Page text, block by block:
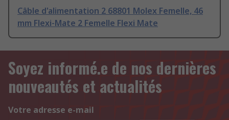
Câble d'alimentation 2 68801 Molex Femelle, 46
mm Flexi-Mate 2 Femelle Flexi Mate
Soyez informé.e de nos dernières
nouveautés et actualités
Votre adresse e-mail